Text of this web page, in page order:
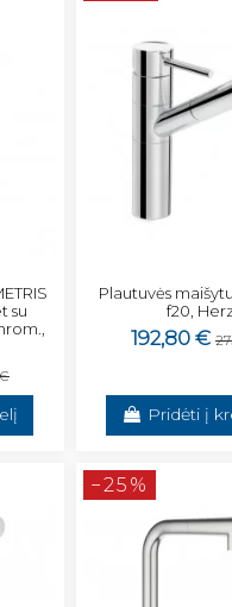
su
Plautuvės
f20,
192,80 €
Pridėti į
−25%